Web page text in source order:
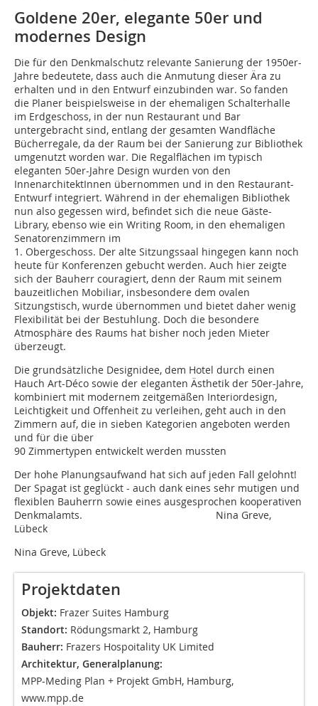
Goldene 20er, elegante 50er und
modernes Design
Die für den Denkmalschutz relevante Sanierung der 1950er-
Jahre bedeutete, dass auch die Anmutung dieser Ära zu
erhalten und in den Entwurf einzubinden war. So fanden
die Planer beispielsweise in der ehemaligen Schalterhalle
im Erdgeschoss, in der nun Restaurant und Bar
untergebracht sind, entlang der gesamten Wandfläche
Bücherregale, da der Raum bei der Sanierung zur Bibliothek
umgenutzt worden war. Die Regalflächen im typisch
eleganten 50er-Jahre Design wurden von den
InnenarchitektInnen übernommen und in den Restaurant-
Entwurf integriert. Während in der ehemaligen Bibliothek
nun also gegessen wird, befindet sich die neue Gäste-
Library, ebenso wie ein Writing Room, in den ehemaligen
Senatorenzimmern im
1. Obergeschoss. Der alte Sitzungssaal hingegen kann noch
heute für Konferenzen gebucht werden. Auch hier zeigte
sich der Bauherr couragiert, denn der Raum mit seinem
bauzeitlichen Mobiliar, insbesondere dem ovalen
Sitzungstisch, wurde übernommen und bietet daher wenig
Flexibilität bei der Bestuhlung. Doch die besondere
Atmosphäre des Raums hat bisher noch jeden Mieter
überzeugt.
Die grundsätzliche Designidee, dem Hotel durch einen
Hauch Art-Déco sowie der eleganten Ästhetik der 50er-Jahre,
kombiniert mit modernem zeitgemäßen Interiordesign,
Leichtigkeit und Offenheit zu verleihen, geht auch in den
Zimmern auf, die in sieben Kategorien angeboten werden
und für die über
90 Zimmertypen entwickelt werden mussten
Der hohe Planungsaufwand hat sich auf jeden Fall gelohnt!
Der Spagat ist geglückt - auch dank eines sehr mutigen und
flexiblen Bauherrn sowie eines ausgesprochen kooperativen
Denkmalamts. Nina Greve,
Lübeck
Nina Greve, Lübeck
Objekt: Frazer Suites Hamburg
Standort: Rödungsmarkt 2, Hamburg
Bauherr: Frazers Hospoitality UK Limited
Architektur, Generalplanung:
MPP-Meding Plan + Projekt GmbH, Hamburg,
www.mpp.de